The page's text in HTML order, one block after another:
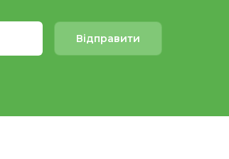
Відправити